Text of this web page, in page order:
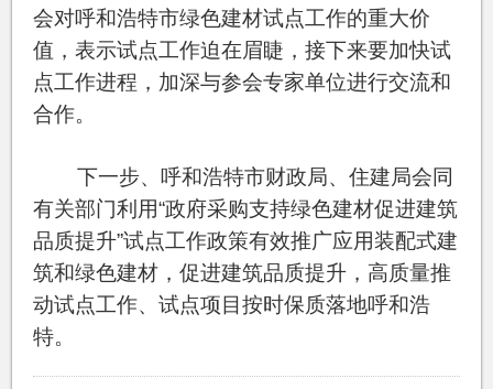
会对呼和浩特市绿色建材试点工作的重大价
值，表示试点工作迫在眉睫，接下来要加快试
点工作进程，加深与参会专家单位进行交流和
合作。
下一步、呼和浩特市财政局、住建局会同
有关部门利用“政府采购支持绿色建材促进建筑
品质提升”试点工作政策有效推广应用装配式建
筑和绿色建材，促进建筑品质提升，高质量推
动试点工作、试点项目按时保质落地呼和浩
特。